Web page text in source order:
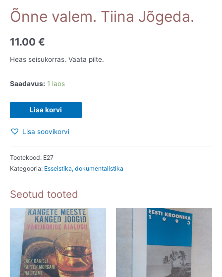
Õnne valem. Tiina Jõgeda.
11.00 €
Heas seisukorras. Vaata pilte.
Saadavus: 1 laos
valem.
Tiina
kogus
Lisa korvi
Lisa soovikorvi
Tootekood: E27
Kategooria: Esseistika, dokumentalistika
Seotud tooted